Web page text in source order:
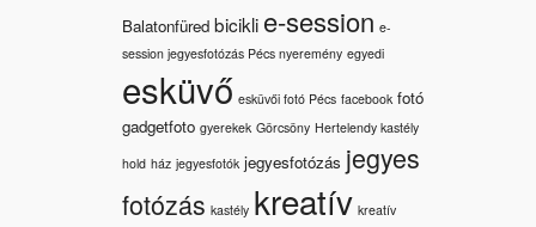
Balatonfüred bicikli e-session e-
session jegyesfotózás Pécs nyeremény egyedi
esküvő esküvői fotó Pécs facebook fotó
gadgetfoto gyerekek Görcsöny Hertelendy kastély
hold ház jegyesfotók jegyesfotózás jegyes
fotózás kastély kreatív kreatív